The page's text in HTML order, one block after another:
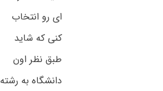
ای رو انتخاب
کنی که شاید
طبق نظر اون
دانشگاه به رشته